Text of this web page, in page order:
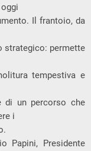
Il frantoio, da
strategico: permette
tempestiva e
di un percorso che
i
Papini, Presidente